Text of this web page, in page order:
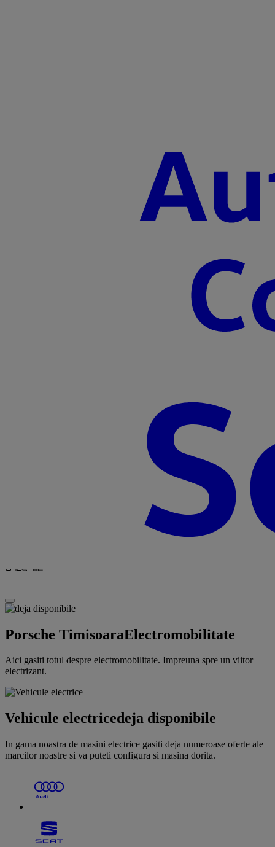
Porsche TimisoaraElectromobilitate
Aici gasiti totul despre electromobilitate. Impreuna spre un viitor
electrizant.
Vehicule electricedeja disponibile
In gama noastra de masini electrice gasiti deja numeroase oferte ale
marcilor noastre si va puteti configura si masina dorita.